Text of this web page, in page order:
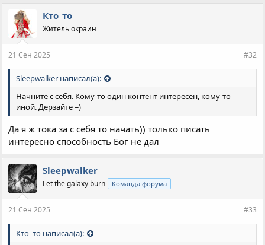
Кто_то
Житель окраин
21 Сен 2025 #32
Sleepwalker написал(а):
Начните с себя. Кому-то один контент интересен, кому-то
иной. Дерзайте =)
Да я ж тока за с себя то начать)) только писать
интересно способность Бог не дал
Sleepwalker
Let the galaxy burn Команда форума
21 Сен 2025 #33
Кто_то написал(а):